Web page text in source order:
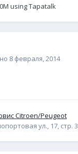
using Tapatalk
8 февраля, 2014
Citroen/Peugeot
ул., 17, стр. 3